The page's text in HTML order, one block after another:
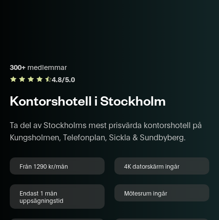
300+ medlemmar
4.8/5.0
Kontorshotell i Stockholm
Ta del av Stockholms mest prisvärda kontorshotell på
Kungsholmen, Telefonplan, Sickla & Sundbyberg.
Från 1290 kr/mån 4K datorskärm ingår
Endast 1 mån
uppsägningstid
Mötesrum ingår